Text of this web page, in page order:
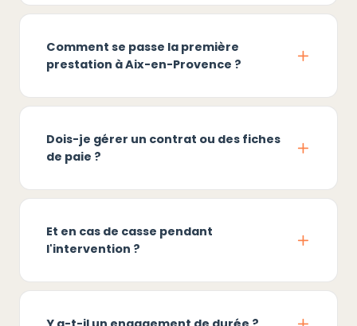
Comment se passe la première
prestation à Aix-en-Provence ?
Dois-je gérer un contrat ou des fiches
de paie ?
Et en cas de casse pendant
l'intervention ?